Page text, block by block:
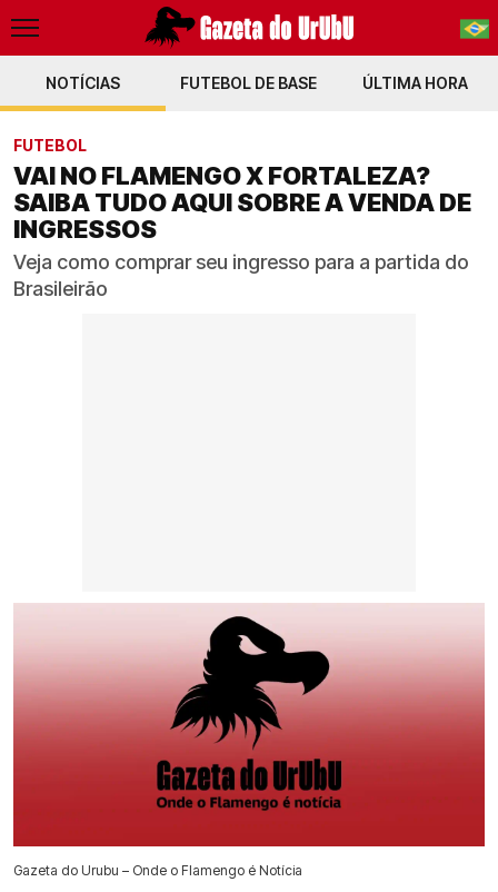
PT-BR
NOTÍCIAS FUTEBOL DE BASE ÚLTIMA HORA
FUTEBOL
VAI NO FLAMENGO X FORTALEZA?
SAIBA TUDO AQUI SOBRE A VENDA DE
INGRESSOS
Veja como comprar seu ingresso para a partida do
Brasileirão
Gazeta do Urubu – Onde o Flamengo é Notícia